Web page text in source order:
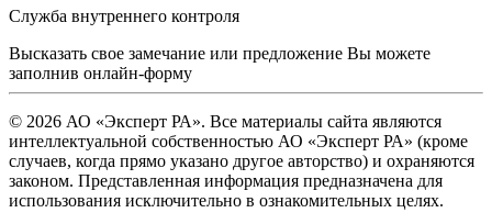
Служба внутреннего контроля
Высказать свое замечание или предложение Вы можете
заполнив онлайн-форму
© 2026 АО «Эксперт РА». Все материалы сайта являются
интеллектуальной собственностью АО «Эксперт РА» (кроме
случаев, когда прямо указано другое авторство) и охраняются
законом. Представленная информация предназначена для
использования исключительно в ознакомительных целях.